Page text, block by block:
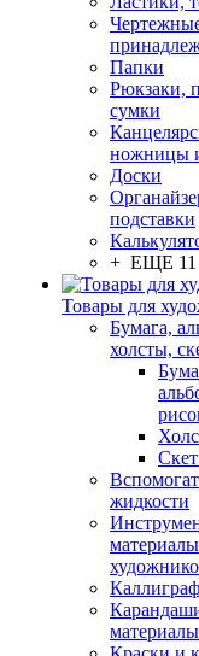
Папки
Рюкзаки,
сумки
ножницы
Доски
подставки
+ ЕЩЕ 11
Товары для
Бумага,
холсты,
жидкости
материалы